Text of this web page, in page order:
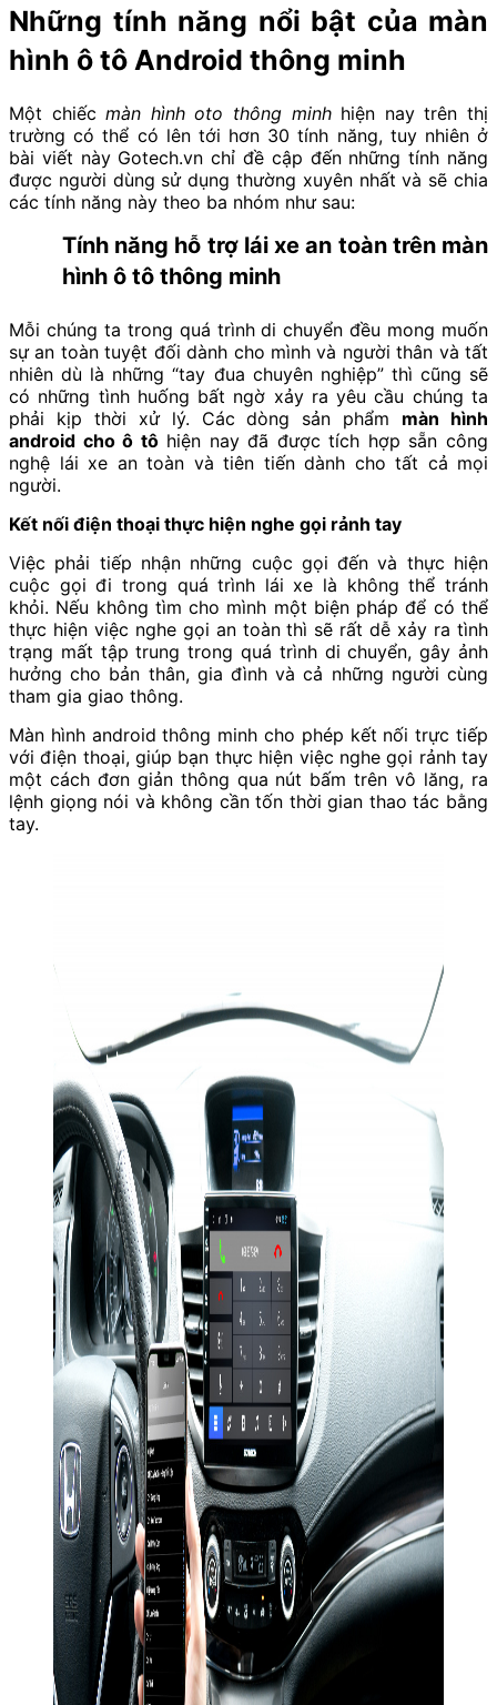
Những tính năng nổi bật của màn
hình ô tô Android thông minh
Một chiếcmàn hình oto thông minh hiện nay trên thị
trường có thể có lên tới hơn 30 tính năng, tuy nhiên ở
bài viết này Gotech.vn chỉ đề cập đến những tính năng
được người dùng sử dụng thường xuyên nhất và sẽ chia
các tính năng này theo ba nhóm như sau:
Tính năng hỗ trợ lái xe an toàn trên màn
hình ô tô thông minh
Mỗi chúng ta trong quá trình di chuyển đều mong muốn
sự an toàn tuyệt đối dành cho mình và người thân và tất
nhiên dù là những “tay đua chuyên nghiệp” thì cũng sẽ
có những tình huống bất ngờ xảy ra yêu cầu chúng ta
phải kịp thời xử lý. Các dòng sản phẩm màn hình
android cho ô tôhiện nay đã được tích hợp sẵn công
nghệ lái xe an toàn và tiên tiến dành cho tất cả mọi
người.
Kết nối điện thoại thực hiện nghe gọi rảnh tay
Việc phải tiếp nhận những cuộc gọi đến và thực hiện
cuộc gọi đi trong quá trình lái xe là không thể tránh
khỏi. Nếu không tìm cho mình một biện pháp để có thể
thực hiện việc nghe gọi an toàn thì sẽ rất dễ xảy ra tình
trạng mất tập trung trong quá trình di chuyển, gây ảnh
hưởng cho bản thân, gia đình và cả những người cùng
tham gia giao thông.
Màn hình android thông minh cho phép kết nối trực tiếp
với điện thoại, giúp bạn thực hiện việc nghe gọi rảnh tay
một cách đơn giản thông qua nút bấm trên vô lăng, ra
lệnh giọng nói và không cần tốn thời gian thao tác bằng
tay.